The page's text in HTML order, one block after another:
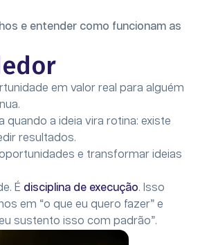
e entender como funcionam as
em valor real para alguém
a ideia vira rotina: existe
resultados.
e transformar ideias
É disciplina de execução. Isso
em “o que eu quero fazer” e
sustento isso com padrão”.